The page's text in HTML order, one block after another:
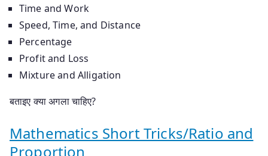
Time and Work
Speed, Time, and Distance
Percentage
Profit and Loss
Mixture and Alligation
बताइए क्या अगला चाहिए?
Mathematics Short Tricks/Ratio and
Proportion